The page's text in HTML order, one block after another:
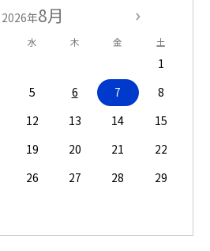
2026年8月
水 木 金 土
1
5 6 7
8
12 13 14
15
19 20 21
22
26 27 28
29